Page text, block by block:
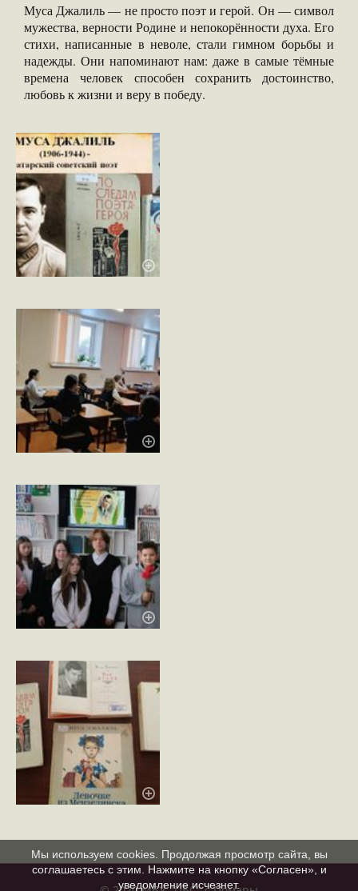
Муса Джалиль — не просто поэт и герой. Он — символ
мужества, верности Родине и непокорённости духа. Его
стихи, написанные в неволе, стали гимном борьбы и
надежды. Они напоминают нам: даже в самые тёмные
времена человек способен сохранить достоинство,
любовь к жизни и веру в победу.
Мы используем cookies. Продолжая просмотр сайта, вы
соглашаетесь с этим. Нажмите на кнопку «Согласен», и
уведомление исчезнет.